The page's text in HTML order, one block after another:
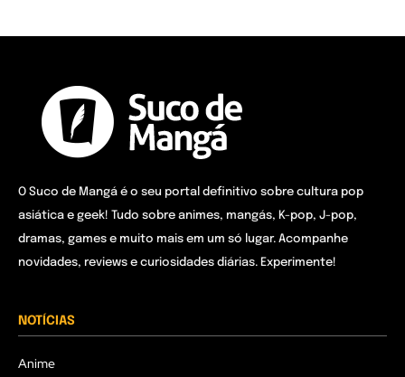
O Suco de Mangá é o seu portal definitivo sobre cultura pop
asiática e geek! Tudo sobre animes, mangás, K-pop, J-pop,
dramas, games e muito mais em um só lugar. Acompanhe
novidades, reviews e curiosidades diárias. Experimente!
NOTÍCIAS
Anime